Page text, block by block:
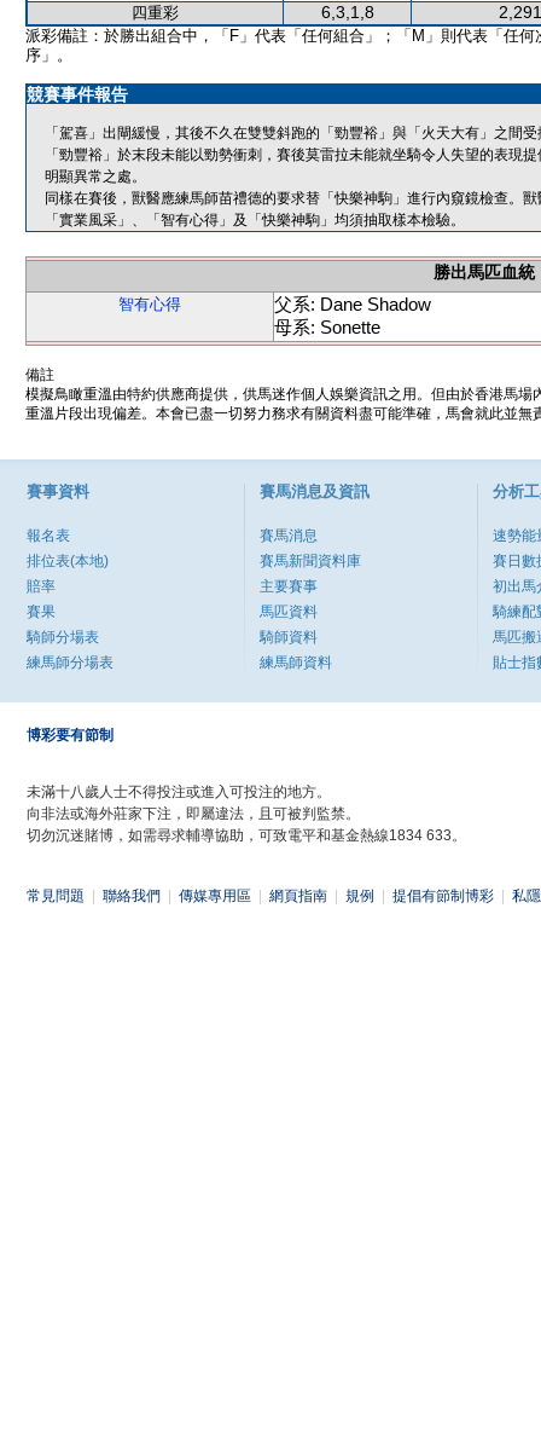
四重彩 6,3,1,8
派彩備註：於勝出組合中，「F」代表「任何組合」；「M」則代表「任何
序」。
競賽事件報告
「駕喜」出閘緩慢，其後不久在雙雙斜跑的「勁豐裕」與「火天大有」之間
「勁豐裕」於末段未能以勁勢衝刺，賽後莫雷拉未能就坐騎令人失望的表現
明顯異常之處。
同樣在賽後，獸醫應練馬師苗禮德的要求替「快樂神駒」進行內窺鏡檢查。
「實業風采」、「智有心得」及「快樂神駒」均須抽取樣本檢驗。
勝出馬匹血統
智有心得
父系: Dane Shadow
母系: Sonette
備註
模擬鳥瞰重溫由特約供應商提供，供馬迷作個人娛樂資訊之用。但由於香港馬
重溫片段出現偏差。本會已盡一切努力務求有關資料盡可能準確，馬會就此並
賽事資料
報名表
排位表(本地)
賠率
賽果
騎師分場表
練馬師分場表
賽馬消息及資訊
賽馬消息
賽馬新聞資料庫
主要賽事
馬匹資料
騎師資料
練馬師資料
分析
速勢能
賽日數
初出馬
騎練配
馬匹搬
貼士指
博彩要有節制
未滿十八歲人士不得投注或進入可投注的地方。
向非法或海外莊家下注，即屬違法，且可被判監禁。
切勿沉迷賭博，如需尋求輔導協助，可致電平和基金熱線1834 633。
常見問題 聯絡我們 傳媒專用區 網頁指南 規例 提倡有節制博彩 私